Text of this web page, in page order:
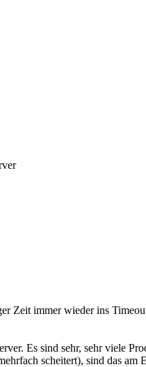
Zeit immer wieder ins
Es sind sehr, sehr viele
scheitert), sind das